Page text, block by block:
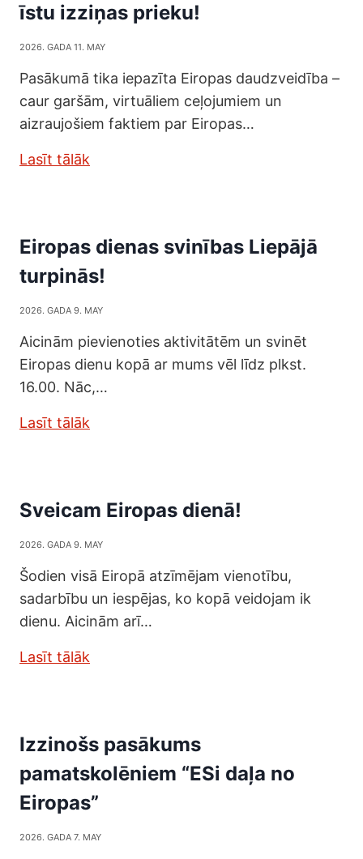
īstu izziņas prieku!
2026. GADA 11. MAY
Pasākumā tika iepazīta Eiropas daudzveidība –
caur garšām, virtuāliem ceļojumiem un
aizraujošiem faktiem par Eiropas…
Lasīt tālāk
Eiropas dienas svinības Liepājā
turpinās!
2026. GADA 9. MAY
Aicinām pievienoties aktivitātēm un svinēt
Eiropas dienu kopā ar mums vēl līdz plkst.
16.00. Nāc,…
Lasīt tālāk
Sveicam Eiropas dienā!
2026. GADA 9. MAY
Šodien visā Eiropā atzīmējam vienotību,
sadarbību un iespējas, ko kopā veidojam ik
dienu. Aicinām arī…
Lasīt tālāk
Izzinošs pasākums
pamatskolēniem “ESi daļa no
Eiropas”
2026. GADA 7. MAY